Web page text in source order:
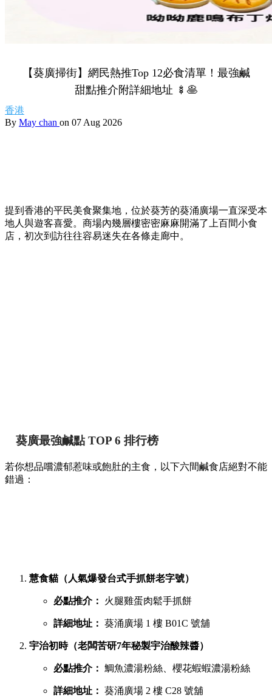
【葵廣掃街】網民熱推Top 12必食清單！最強鹹
甜點推介附詳細地址 🍢🥞
香港
By May chan on 07 Aug 2026
提到香港的平民美食聚集地，位於葵芳的葵涌廣場一直深受本
地人與遊客喜愛。商場內幾層樓密密麻麻開滿了上百間小食
店，初次到訪往往容易迷失在各條走廊中。
葵廣最強鹹點 TOP 6 排行榜
若你想品嚐濃郁惹味或飽肚的主食，以下六間鹹食店絕對不能
錯過：
慧食貓（人氣爆發台式手抓餅老字號）
必點推介： 火腿雞蛋肉鬆手抓餅
詳細地址： 葵涌廣場 1 樓 B01C 號舖
宇治初時（老闆苦研7年秘製宇治酸辣醬）
必點推介： 鯛魚濃湯粉絲、櫻花蝦蝦濃湯粉絲
詳細地址： 葵涌廣場 2 樓 C28 號舖